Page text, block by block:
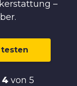
–
testen
4 von 5